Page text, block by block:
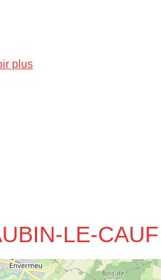
plus
LE-CAUF